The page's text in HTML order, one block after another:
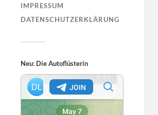
IMPRESSUM
DATENSCHUTZERKLÄRUNG
Neu: Die Autoflüsterin